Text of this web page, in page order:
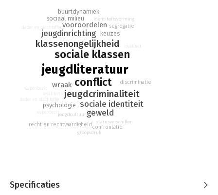
jeugdliteratuur
sociale klassen
conflict
klassenongelijkheid
jeugdcriminaliteit
jeugdinrichting
vooroordelen
sociale identiteit
geweld
wraak
psychologie
sociaal milieu
buurtdynamiek
keuzes
jeugdcultuur
identiteitsvorming
discriminatie
segregatie
statusverschillen
confrontatie
recht en rechtvaardigheid
groepsdruk
wapenbezit
dader en slachtoffer
loyaliteit
wapenbezit
dader en slachtoffer
loyaliteit
Specificaties